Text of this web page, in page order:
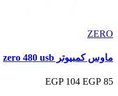
ZERO
ماوس كمبيوتر zero 480 usb
85 EGP
104 EGP